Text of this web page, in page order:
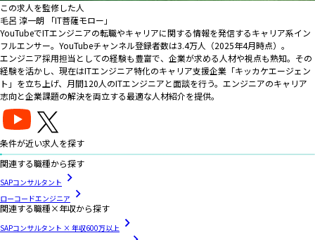
この求人を監修した人
毛呂 淳一朗 「IT菩薩モロー」
YouTubeでITエンジニアの転職やキャリアに関する情報を発信するキャリア系イン
フルエンサー。YouTubeチャンネル登録者数は3.4万人（2025年4月時点）。
エンジニア採用担当としての経験も豊富で、企業が求める人材や視点も熟知。その
経験を活かし、現在はITエンジニア特化のキャリア支援企業「キッカケエージェン
ト」を立ち上げ、月間120人のITエンジニアと面談を行う。エンジニアのキャリア
志向と企業課題の解決を両立する最適な人材紹介を提供。
条件が近い求人を探す
関連する職種から探す
SAPコンサルタント
ローコードエンジニア
関連する職種×年収から探す
SAPコンサルタント × 年収600万以上